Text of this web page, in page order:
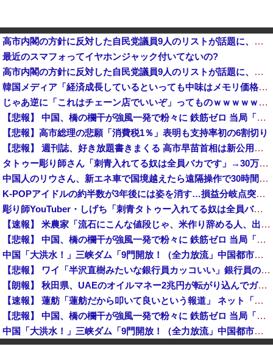
高市内閣の方針に反対した自民党議員9人のリストが話題に、「岩屋はどこへ行った？」との指摘もあるが……他
最近のスマフォってイヤホンジャック付いてないの?
高市内閣の方針に反対した自民党議員9人のリストが話題に、「岩屋はどこへ行った？」との指摘もあるが……
韓国メディア「経済成長しているといっても中味はメモリ価格だけ。雇用増加見通しが半減してしまった」……韓国の内需不況は根強い状況っすね
じゃあ逆に「これはチェーン店でいいぞ」ってものｗｗｗｗｗｗｗｗ
【悲報】 中国、橋の欄干が強風一発で粉々に 鉄筋ゼロ 当局「接着剤でくっつけただけ」「正常で、品質問題はない」
【悲報】高市総理の悲願「消費税1％」表明も支持率初の6割切り
【悲報】 週刊誌、好き放題書きまくる 高市早苗首相は新公用車の贅を尽くした後部座席でたばこを吸うのが至福の時間「どんどん延びる乗車時間」
タトゥー彫り師さん「刺青入れてる奴は全員バカです」→30万再生ｗｗｗｗｗｗ
中国人のリウさん、新エネ車で国境越えたら遠隔操作で30時間ロックされる！
K-POPアイドルの約半数が3年後には姿を消す…損益分岐点突破は4％未満
彫り師YouTuber・しげち「刺青タトゥー入れてる奴は全員バカです」「すごい民度低い」「5000円好きなんすよ、バカって」
【速報】 米農家「流石にこんな値段じゃ、米作り辞める人、出るんじゃないかなあ？？」
【悲報】 中国、橋の欄干が強風一発で粉々に 鉄筋ゼロ 当局「接着剤でくっつけただけ」「正常で、品質問題はない」
中国「大洪水！」三峡ダム「9門開放！（全力放流」中国都市「三峡沿線の道路水没」中国政府「高速道路封鎖！」中国ダム「緊急放流に合わせて開門（土砂崩れ発生」→
【悲報】 ワイ「半沢直樹みたいな銀行員カッコいい」銀行員の友人「あんな奴居ねえよ」
【朗報】 秋田県、UAEのオイルマネー2兆円が転がり込んでガチで東北最強になるぞｗｗｗｗｗｗｗ
【速報】 蓮舫「蓮舫だから叩いて良いという報道」 ネット「高市だから叩いて良いをやってるのがお前だろ」
【悲報】 中国、橋の欄干が強風一発で粉々に 鉄筋ゼロ 当局「接着剤でくっつけただけ」「正常で、品質問題はない」
中国「大洪水！」三峡ダム「9門開放！（全力放流」中国都市「三峡沿線の道路水没」中国政府「高速道路封鎖！」中国ダム「緊急放流に合わせて開門（土砂崩れ発生」→
石破茂前総理「ウクライナが核放棄しなければロシア侵攻しなかった」！